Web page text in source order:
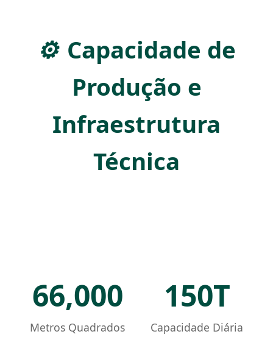
⚙️ Capacidade de
Produção e
Infraestrutura
Técnica
66,000
Metros Quadrados
150T
Capacidade Diária